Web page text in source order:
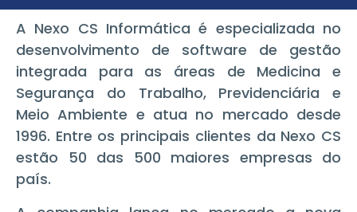
A Nexo CS Informática é especializada no
desenvolvimento de software de gestão
integrada para as áreas de Medicina e
Segurança do Trabalho, Previdenciária e
Meio Ambiente e atua no mercado desde
1996. Entre os principais clientes da Nexo CS
estão 50 das 500 maiores empresas do
país.